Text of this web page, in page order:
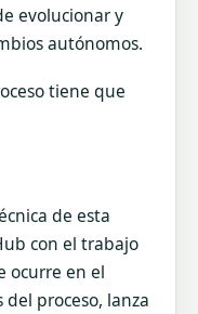
evolucionar y
autónomos.
tiene que
de esta
con el trabajo
ocurre en el
proceso, lanza